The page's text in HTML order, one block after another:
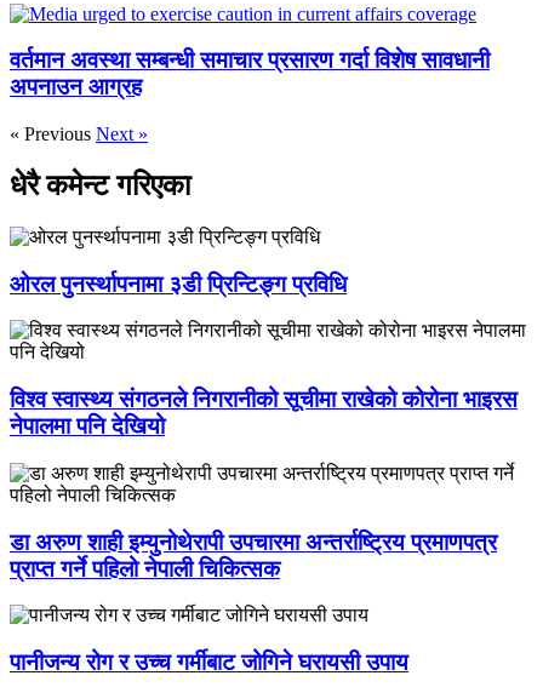
वर्तमान अवस्था सम्बन्धी समाचार प्रसारण गर्दा विशेष सावधानी
अपनाउन आग्रह
« Previous Next »
धेरै कमेन्ट गरिएका
ओरल पुनर्स्थापनामा ३डी प्रिन्टिङ्ग प्रविधि
विश्व स्वास्थ्य संगठनले निगरानीको सूचीमा राखेको कोरोना भाइरस
नेपालमा पनि देखियो
डा अरुण शाही इम्युनोथेरापी उपचारमा अन्तर्राष्ट्रिय प्रमाणपत्र
प्राप्त गर्ने पहिलो नेपाली चिकित्सक
पानीजन्य रोग र उच्च गर्मीबाट जोगिने घरायसी उपाय